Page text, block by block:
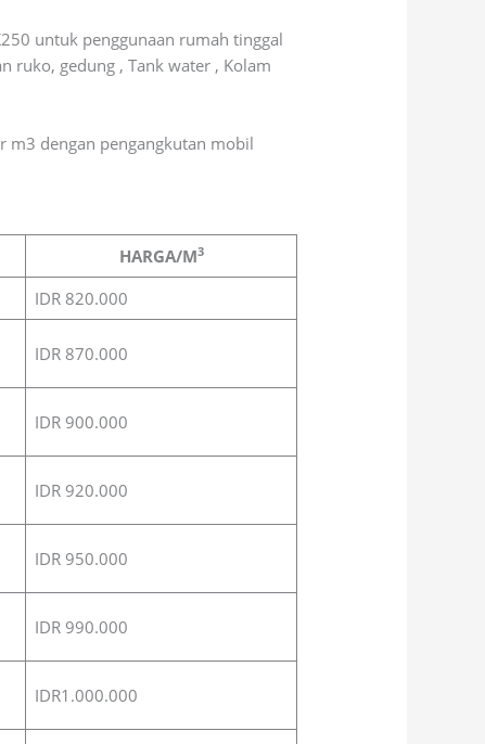
untuk penggunaan rumah tinggal
ruko, gedung , Tank water , Kolam
m3 dengan pengangkutan mobil
HARGA/M3
IDR 820.000
IDR 870.000
IDR 900.000
IDR 920.000
IDR 950.000
IDR 990.000
IDR1.000.000